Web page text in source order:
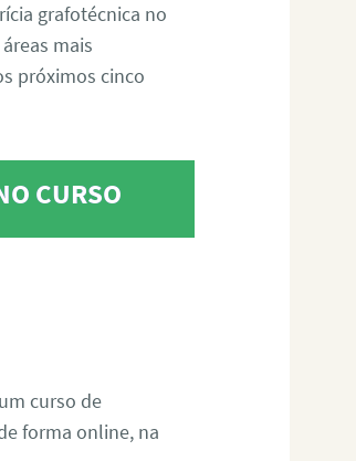
grafotécnica no
mais
próximos cinco
CURSO
curso de
forma online, na